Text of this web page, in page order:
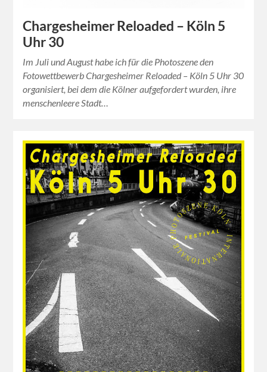
Chargesheimer Reloaded – Köln 5
Uhr 30
Im Juli und August habe ich für die Photoszene den
Fotowettbewerb Chargesheimer Reloaded – Köln 5 Uhr 30
organisiert, bei dem die Kölner aufgefordert wurden, ihre
menschenleere Stadt…